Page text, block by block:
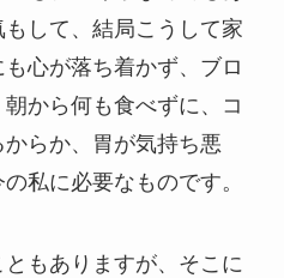
して、結局こうして家
心が落ち着かず、ブロ
から何も食べずに、コ
らか、胃が気持ち悪
私に必要なものです。
もありますが、そこに